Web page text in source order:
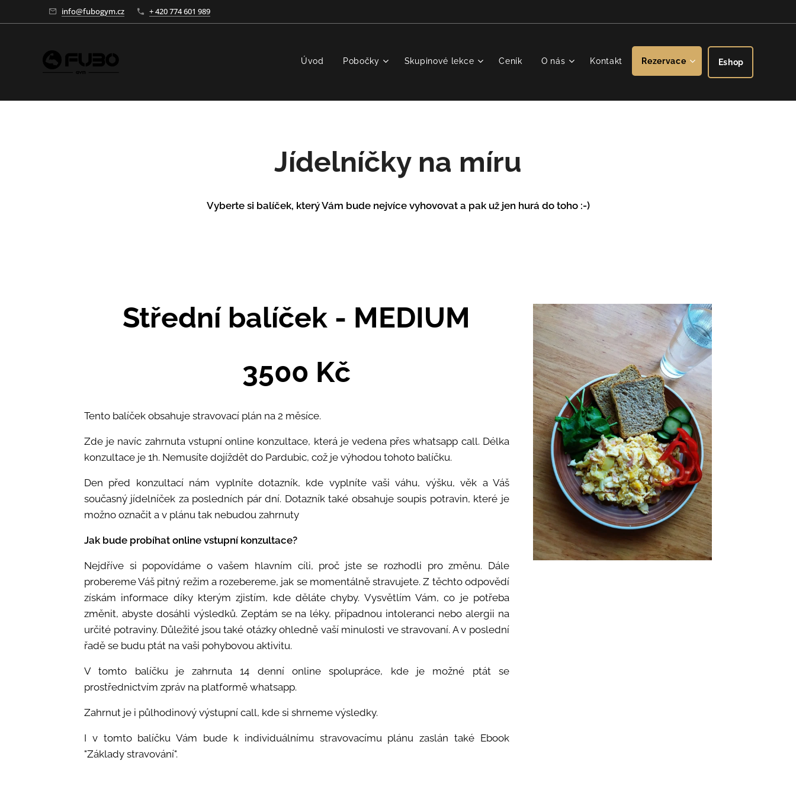
info@fubogym.cz + 420 774 601 989
Úvod Pobočky Skupinové lekce Ceník O nás Kontakt Rezervace Eshop
Jídelníčky na míru
Vyberte si balíček, který Vám bude nejvíce vyhovovat a pak už jen hurá do toho :-)
Střední balíček - MEDIUM
3500 Kč
Tento balíček obsahuje stravovací plán na 2 měsíce.
Zde je navíc zahrnuta vstupní online konzultace, která je vedena přes whatsapp call. Délka
konzultace je 1h. Nemusíte dojíždět do Pardubic, což je výhodou tohoto balíčku.
Den před konzultací nám vyplníte dotazník, kde vyplníte vaši váhu, výšku, věk a Váš
současný jídelníček za posledních pár dní. Dotazník také obsahuje soupis potravin, které je
možno označit a v plánu tak nebudou zahrnuty
Jak bude probíhat online vstupní konzultace?
Nejdříve si popovídáme o vašem hlavním cíli, proč jste se rozhodli pro změnu. Dále
probereme Váš pitný režim a rozebereme, jak se momentálně stravujete. Z těchto odpovědí
získám informace díky kterým zjistím, kde děláte chyby. Vysvětlím Vám, co je potřeba
změnit, abyste dosáhli výsledků. Zeptám se na léky, případnou intoleranci nebo alergii na
určité potraviny. Důležité jsou také otázky ohledně vaší minulosti ve stravovaní. A v poslední
řadě se budu ptát na vaši pohybovou aktivitu.
V tomto balíčku je zahrnuta 14 denní online spolupráce, kde je možné ptát se
prostřednictvím zpráv na platformě whatsapp.
Zahrnut je i půlhodinový výstupní call, kde si shrneme výsledky.
I v tomto balíčku Vám bude k individuálnímu stravovacímu plánu zaslán také Ebook
"Základy stravování".